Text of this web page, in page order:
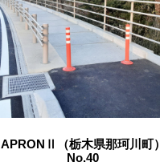
APRONⅡ（栃木県那珂川町）
No.40